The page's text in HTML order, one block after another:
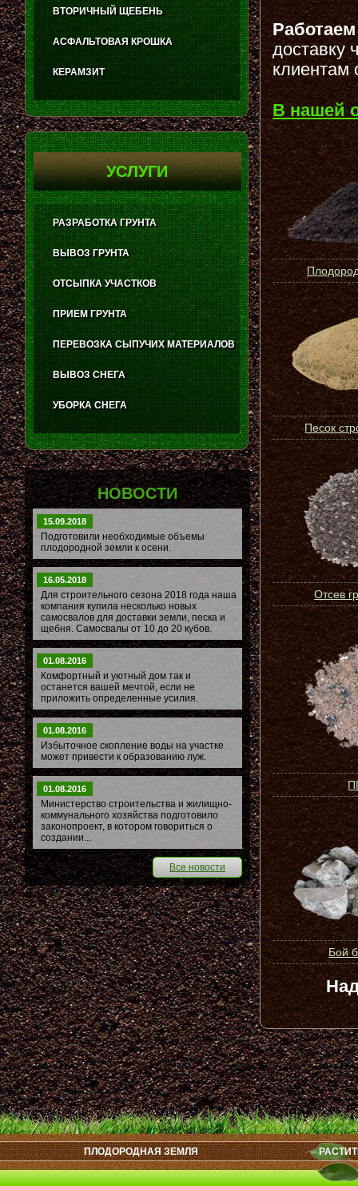
доставку
клиентам
В нашей
Песок
Отсев
Бой
ВТОРИЧНЫЙ ЩЕБЕНЬ
АСФАЛЬТОВАЯ КРОШКА
КЕРАМЗИТ
УСЛУГИ
РАЗРАБОТКА ГРУНТА
ВЫВОЗ ГРУНТА
ОТСЫПКА УЧАСТКОВ
ПРИЕМ ГРУНТА
ПЕРЕВОЗКА СЫПУЧИХ МАТЕРИАЛОВ
ВЫВОЗ СНЕГА
УБОРКА СНЕГА
НОВОСТИ
15.09.2018
Подготовили необходимые объемы
плодородной земли к осени.
16.05.2018
Для строительного сезона 2018 года наша
компания купила несколько новых
самосвалов для доставки земли, песка и
щебня. Самосвалы от 10 до 20 кубов.
01.08.2016
Комфортный и уютный дом так и
останется вашей мечтой, если не
приложить определенные усилия.
01.08.2016
Избыточное скопление воды на участке
может привести к образованию луж.
01.08.2016
Министерство строительства и жилищно-
коммунального хозяйства подготовило
законопроект, в котором говориться о
создании...
Все новости
ПЛОДОРОДНАЯ ЗЕМЛЯ